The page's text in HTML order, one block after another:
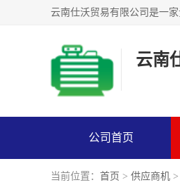
云南
公司首页
当前位置： 首页 > 供应商机 >